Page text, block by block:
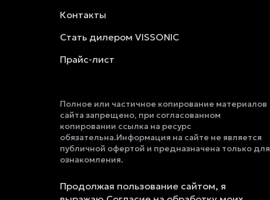
Контакты
Стать дилером VISSONIC
Прайс-лист
Полное или частичное копирование материалов
сайта запрещено, при согласованном
копировании ссылка на ресурс
обязательна.Информация на сайте не является
публичной офертой и предназначена только для
ознакомления.
Продолжая пользование сайтом, я